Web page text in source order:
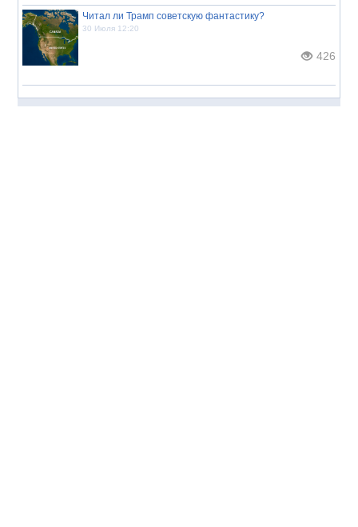
Читал ли Трамп советскую фантастику?
30 Июля 12:20
426